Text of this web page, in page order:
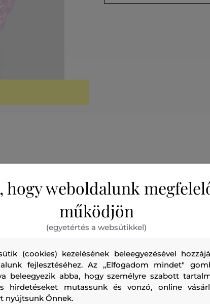
kötött, gombos pulóver kivágott hosszúságban,
A bordázott kötött részletek a nyak, a gombos
körvonalait formázzák a modern hangulat
gombok merész részleteket kínálnak. A
pamut keverék anyagösszetétel maximális
Egy összetéveszthetetlenül stílusos darab, amely
SS24 Termék kódja
hogy weboldalunk
működjön
(egyetértés a websütikkel)
(cookies) kezelésének beleegyezésével
fejlesztéséhez. Az „Elfogadom mindet"
beleegyezik abba, hogy személyre szabott
hirdetéseket mutassunk és vonzó, online
nyújtsunk Önnek.